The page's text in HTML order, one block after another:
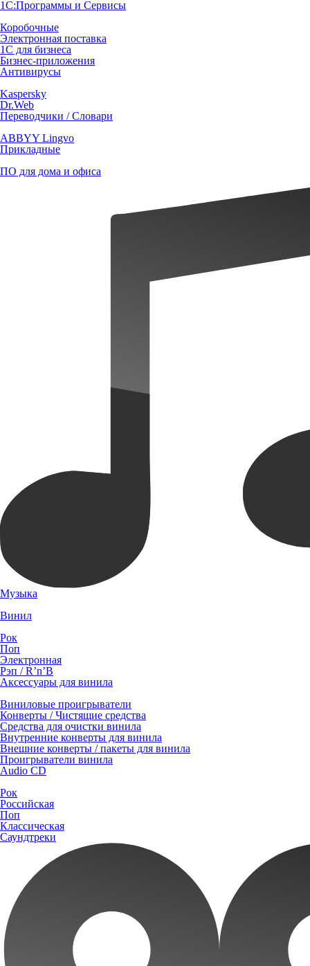
1С:Программы и Сервисы
Коробочные
Электронная поставка
1С для бизнеса
Бизнес-приложения
Антивирусы
Kaspersky
Dr.Web
Переводчики / Словари
ABBYY Lingvo
Прикладные
ПО для дома и офиса
Музыка
Винил
Рок
Поп
Электронная
Рэп / R’n’B
Аксессуары для винила
Виниловые проигрыватели
Конверты / Чистящие средства
Средства для очистки винила
Внутренние конверты для винила
Внешние конверты / пакеты для винила
Проигрыватели винила
Audio CD
Рок
Российская
Поп
Классическая
Саундтреки